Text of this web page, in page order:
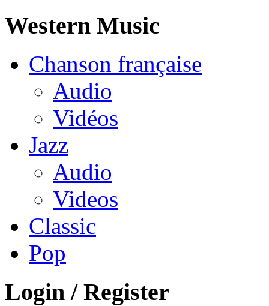
Western Music
Chanson française
Audio
Vidéos
Jazz
Audio
Videos
Classic
Pop
Login / Register